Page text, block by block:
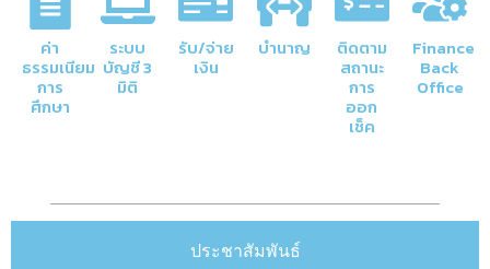
ภารกิจหลักของกองคลัง
Click Here
ค่า
ธรรมเนียม
การ
ศึกษา
ระบบ
บัญชี 3
มิติ
รับ/จ่าย
เงิน
บำนาญ ติดตาม
สถานะ
การ
ออก
เช็ค
Finance
Back
Office
ประชาสัมพันธ์